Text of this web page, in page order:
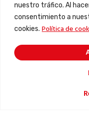
nuestro tráfico. Al
consentimiento a
cookies. Política de